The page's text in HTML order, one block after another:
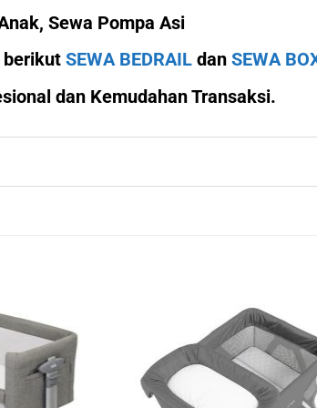
Sewa Pompa Asi
berikutSEWA BEDRAIL danSEWA
dan Kemudahan Transaksi.